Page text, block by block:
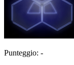
Punteggio: -